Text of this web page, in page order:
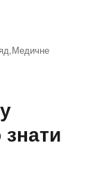
,Медичне